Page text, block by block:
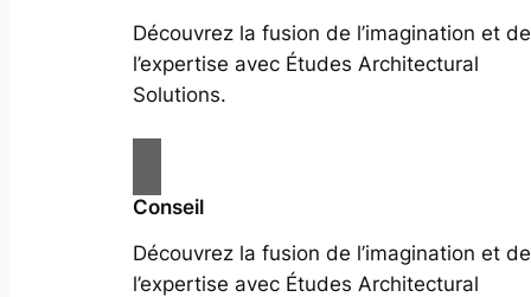
Découvrez la fusion de l’imagination et de
l’expertise avec Études Architectural
Solutions.
Conseil
Découvrez la fusion de l’imagination et de
l’expertise avec Études Architectural